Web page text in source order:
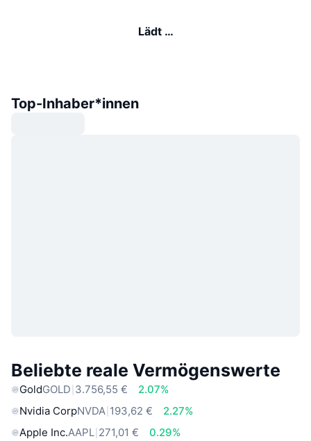
Lädt …
Top-Inhaber*innen
Beliebte reale Vermögenswerte
GoldGOLD 3.756,55 €
2.07%
Nvidia CorpNVDA 193,62 €
2.27%
Apple Inc.AAPL 271,01 €
0.29%